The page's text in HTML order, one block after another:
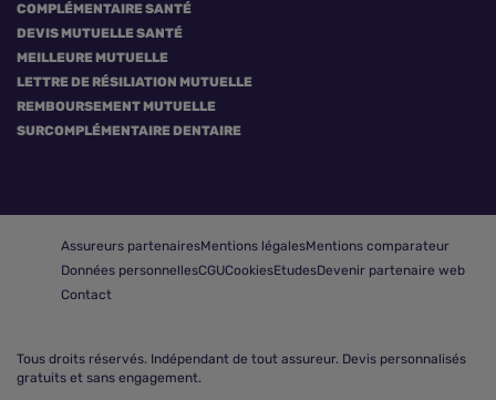
COMPLÉMENTAIRE SANTÉ
DEVIS MUTUELLE SANTÉ
MEILLEURE MUTUELLE
LETTRE DE RÉSILIATION MUTUELLE
REMBOURSEMENT MUTUELLE
SURCOMPLÉMENTAIRE DENTAIRE
Assureurs partenairesMentions légalesMentions comparateur
Données personnellesCGUCookiesEtudesDevenir partenaire web
Contact
Tous droits réservés. Indépendant de tout assureur. Devis personnalisés
gratuits et sans engagement.